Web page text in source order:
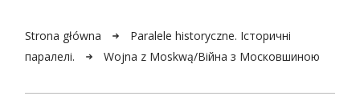
Strona główna
Paralele historyczne. Історичні
паралелі.
Wojna z Moskwą/Війна з Московшиною